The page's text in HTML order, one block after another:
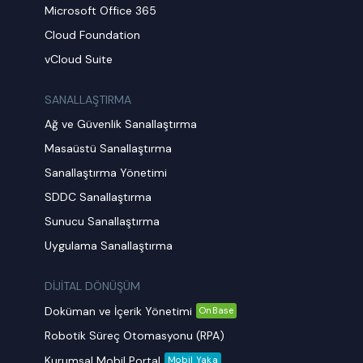
Microsoft Office 365
Cloud Foundation
vCloud Suite
SANALLAŞTIRMA
Ağ ve Güvenlik Sanallaştırma
Masaüstü Sanallaştırma
Sanallaştırma Yönetimi
SDDC Sanallaştırma
Sunucu Sanallaştırma
Uygulama Sanallaştırma
DİJİTAL DÖNÜŞÜM
Doküman ve İçerik Yönetimi
OnBase
Robotik Süreç Otomasyonu (RPA)
Mobil Yaka